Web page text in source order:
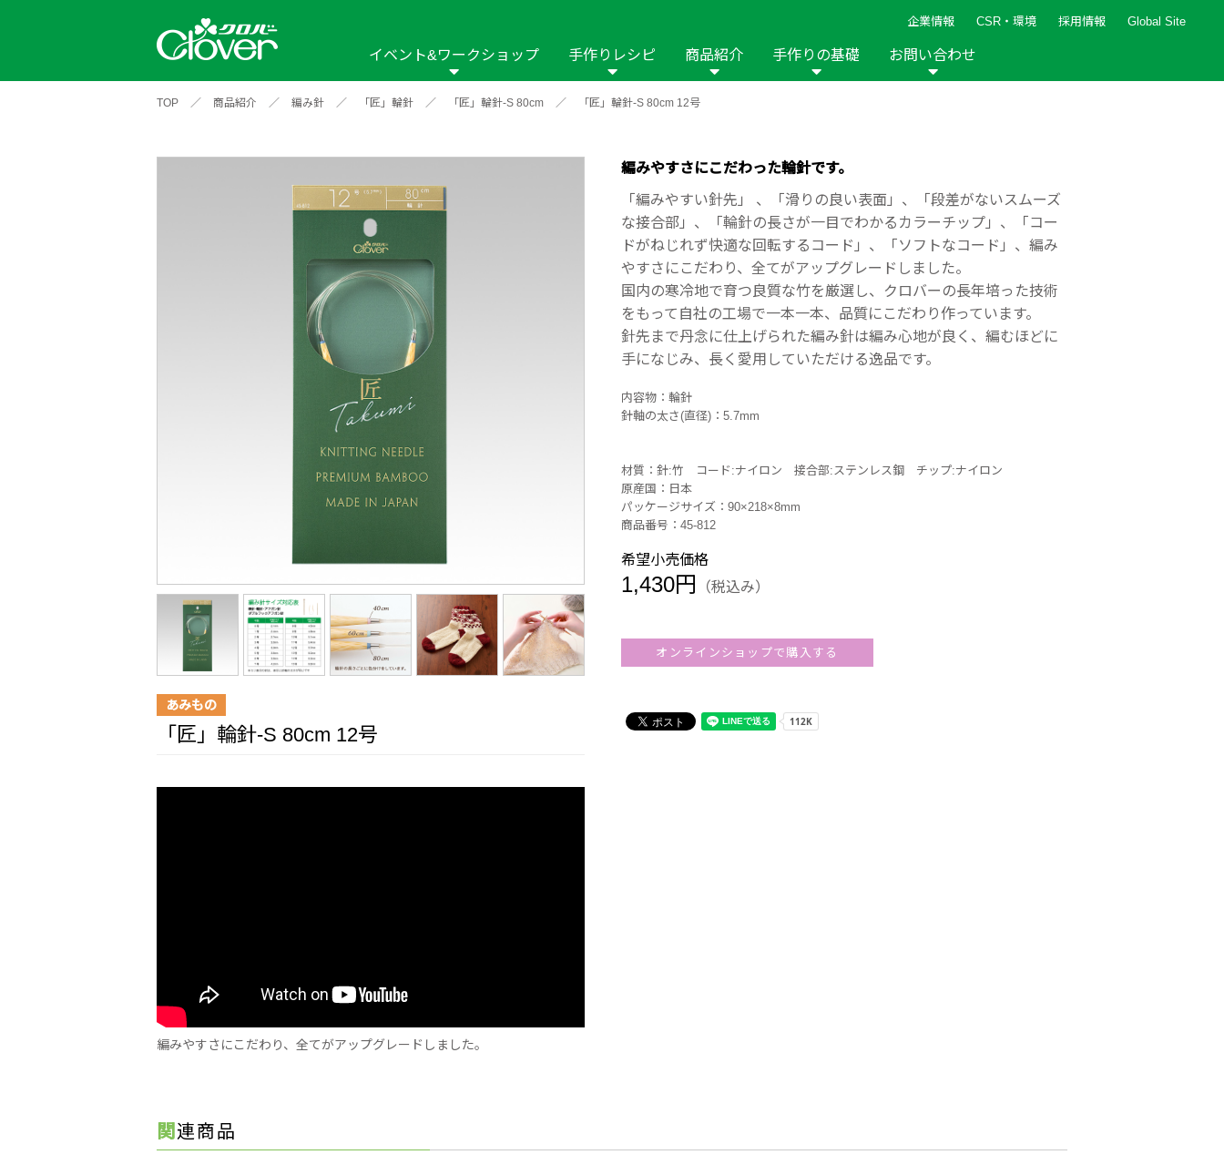
企業情報 CSR・環境 採用情報 Global Site
イベント&ワークショップ
ワークショップ
2024年
イベントレポート
2018年 2016年 2015年 2014年 2013年 2012年
手作りレシピ
パッチワーク・キルト
糸の手芸
羊毛の手芸 刺しゅう
編み物 インテリア
その他
商品紹介
新商品一覧 縫い針 ソーイング用品 はさみ ソーメニュ パッチワーク・キルト
インテリア 補修用品 作品本 おなまえつけグッズ ペーパークラフト
ポルトボヌール
手作りの基礎 お問い合わせ
TOP ／ 商品紹介 ／ 編み針 ／ 「匠」輪針 ／ 「匠」輪針-S 80cm ／ 「匠」輪針-S 80cm 12号
あみもの
「匠」輪針-S 80cm 12号
編みやすさにこだわり、全てがアップグレードしました。
編みやすさにこだわった輪針です。
「編みやすい針先」 、「滑りの良い表面」、「段差がないスムーズ
な接合部」、「輪針の長さが一目でわかるカラーチップ」、「コー
ドがねじれず快適な回転するコード」、「ソフトなコード」、編み
やすさにこだわり、全てがアップグレードしました。
国内の寒冷地で育つ良質な竹を厳選し、クロバーの長年培った技術
をもって自社の工場で一本一本、品質にこだわり作っています。
針先まで丹念に仕上げられた編み針は編み心地が良く、編むほどに
手になじみ、長く愛用していただける逸品です。
内容物：輪針
針軸の太さ(直径)：5.7mm
材質：針:竹 コード:ナイロン 接合部:ステンレス鋼 チップ:ナイロン
原産国：日本
パッケージサイズ：90×218×8mm
商品番号：45-812
希望小売価格
1,430円 （税込み）
オンラインショップで購入する
関連商品